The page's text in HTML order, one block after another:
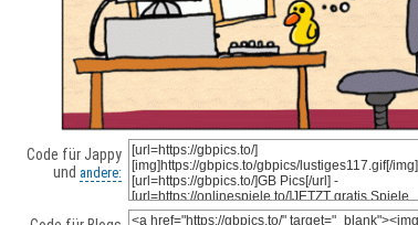
Code für Jappy
und andere: